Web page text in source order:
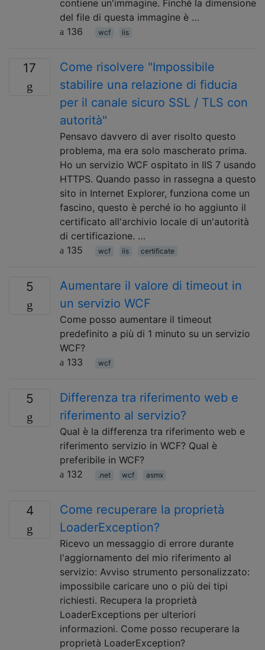
contiene un'immagine. Finché la dimensione
del file di questa immagine è …
136
wcf iis
17
Come risolvere "Impossibile
stabilire una relazione di fiducia
per il canale sicuro SSL / TLS con
autorità"
Pensavo davvero di aver risolto questo
problema, ma era solo mascherato prima.
Ho un servizio WCF ospitato in IIS 7 usando
HTTPS. Quando passo in rassegna a questo
sito in Internet Explorer, funziona come un
fascino, questo è perché io ho aggiunto il
certificato all'archivio locale di un'autorità
di certificazione. …
135
wcf iis certificate
5
Aumentare il valore di timeout in
un servizio WCF
Come posso aumentare il timeout
predefinito a più di 1 minuto su un servizio
WCF?
133
wcf
5
Differenza tra riferimento web e
riferimento al servizio?
Qual è la differenza tra riferimento web e
riferimento servizio in WCF? Qual è
preferibile in WCF?
132
.net wcf asmx
4
Come recuperare la proprietà
LoaderException?
Ricevo un messaggio di errore durante
l'aggiornamento del mio riferimento al
servizio: Avviso strumento personalizzato:
impossibile caricare uno o più dei tipi
richiesti. Recupera la proprietà
LoaderExceptions per ulteriori
informazioni. Come posso recuperare la
proprietà LoaderException?